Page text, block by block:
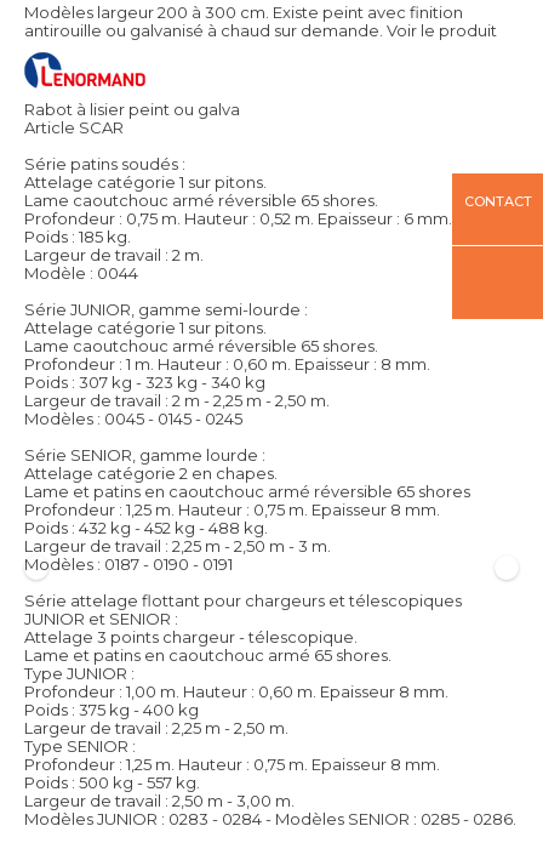
Modèles largeur 200 à 300 cm. Existe peint avec finition
antirouille ou galvanisé à chaud sur demande. Voir le produit
Rabot à lisier peint ou galva
Article SCAR
Série patins soudés :
Attelage catégorie 1 sur pitons.
Lame caoutchouc armé réversible 65 shores.
Profondeur : 0,75 m. Hauteur : 0,52 m. Epaisseur : 6 mm.
Poids : 185 kg.
Largeur de travail : 2 m.
Modèle : 0044
Série JUNIOR, gamme semi-lourde :
Attelage catégorie 1 sur pitons.
Lame caoutchouc armé réversible 65 shores.
Profondeur : 1 m. Hauteur : 0,60 m. Epaisseur : 8 mm.
Poids : 307 kg - 323 kg - 340 kg
Largeur de travail : 2 m - 2,25 m - 2,50 m.
Modèles : 0045 - 0145 - 0245
Série SENIOR, gamme lourde :
Attelage catégorie 2 en chapes.
Lame et patins en caoutchouc armé réversible 65 shores
Profondeur : 1,25 m. Hauteur : 0,75 m. Epaisseur 8 mm.
Poids : 432 kg - 452 kg - 488 kg.
Largeur de travail : 2,25 m - 2,50 m - 3 m.
Modèles : 0187 - 0190 - 0191
Série attelage flottant pour chargeurs et télescopiques
JUNIOR et SENIOR :
Attelage 3 points chargeur - télescopique.
Lame et patins en caoutchouc armé 65 shores.
Type JUNIOR :
Profondeur : 1,00 m. Hauteur : 0,60 m. Epaisseur 8 mm.
Poids : 375 kg - 400 kg
Largeur de travail : 2,25 m - 2,50 m.
Type SENIOR :
Profondeur : 1,25 m. Hauteur : 0,75 m. Epaisseur 8 mm.
Poids : 500 kg - 557 kg.
Largeur de travail : 2,50 m - 3,00 m.
Modèles JUNIOR : 0283 - 0284 - Modèles SENIOR : 0285 - 0286.
CONTACT